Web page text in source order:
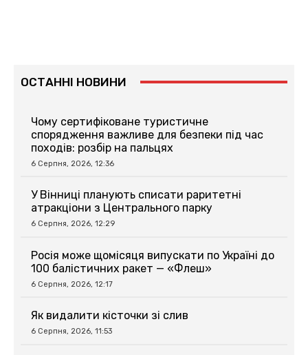
ОСТАННІ НОВИНИ
Чому сертифіковане туристичне
спорядження важливе для безпеки під час
походів: розбір на пальцях
6 Серпня, 2026, 12:36
У Вінниці планують списати раритетні
атракціони з Центрального парку
6 Серпня, 2026, 12:29
Росія може щомісяця випускати по Україні до
100 балістичних ракет — «Флеш»
6 Серпня, 2026, 12:17
Як видалити кісточки зі слив
6 Серпня, 2026, 11:53